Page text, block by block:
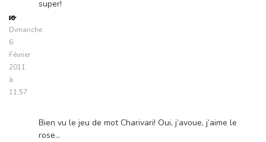
so
Dimanche
6
Février
2011
à
11:57
super!
Bien vu le jeu de mot Charivari! Oui, j’avoue, j’aime le
rose…